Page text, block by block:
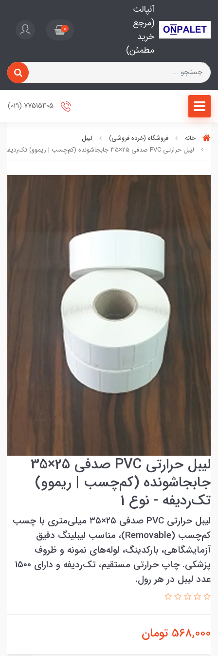
آنپالت
(مرجع
خرید
مطمئن)
0
خانه فروشگاه (خرده فروشی)
لیبل
لیبل حرارتی PVC صدفی 25×35 جابجاشونده (کم‌چسب | ریموو) تک‌ردیفه - نوع 1
لیبل حرارتی PVC صدفی 25×35
جابجاشونده (کم‌چسب | ریموو)
تک‌ردیفه - نوع 1
لیبل حرارتی PVC صدفی ۲۵×۳۵ میلی‌متری با چسب
کم‌چسب (Removable)، مناسب لیبلینگ دقیق
آزمایشگاهی، بارکدینگ، لوله‌های نمونه و ظروف
پزشکی. چاپ حرارتی مستقیم، تک‌ردیفه و دارای ۱۵۰۰
عدد لیبل در هر رول.
568,000 تومان